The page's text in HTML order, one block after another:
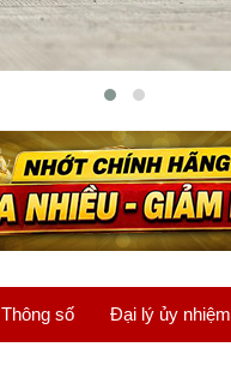
Thông số Đại lý ủy nhiệm